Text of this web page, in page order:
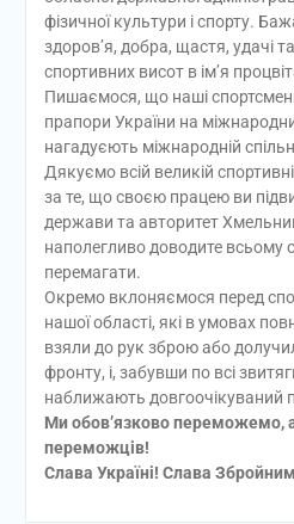
фізичної культури і спорту.
здоров’я, добра, щастя, удачі
спортивних висот в ім’я
Пишаємося, що наші
прапори України на
нагадуєють міжнародній
Дякуємо всій великій
за те, що своєю працею ви
держави та авторитет
наполегливо доводите всьому
перемагати.
Окремо вклоняємося перед
нашої області, які в умовах
взяли до рук зброю або
фронту, і, забувши по всі
наближають довгоочікуваний
Ми обов’язково переможемо,
переможців!
Слава Україні! Слава